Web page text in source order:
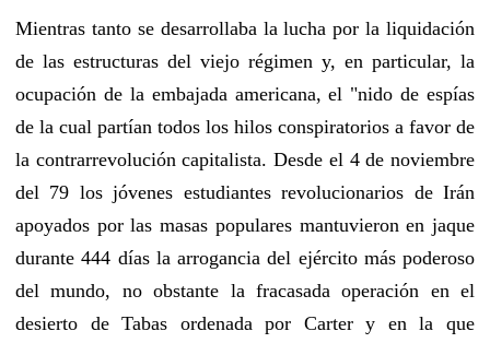
Mientras tanto se desarrollaba la lucha por la liquidación
de las estructuras del viejo régimen y, en particular, la
ocupación de la embajada americana, el "nido de espías
de la cual partían todos los hilos conspiratorios a favor de
la contrarrevolución capitalista. Desde el 4 de noviembre
del 79 los jóvenes estudiantes revolucionarios de Irán
apoyados por las masas populares mantuvieron en jaque
durante 444 días la arrogancia del ejército más poderoso
del mundo, no obstante la fracasada operación en el
desierto de Tabas ordenada por Carter y en la que